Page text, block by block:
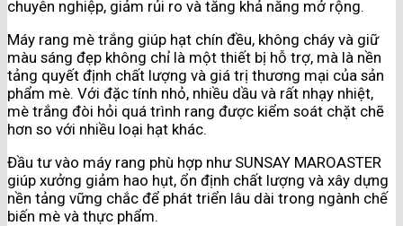
chuyên nghiệp, giảm rủi ro và tăng khả năng mở rộng.
Máy rang mè trắng giúp hạt chín đều, không cháy và giữ
màu sáng đẹp không chỉ là một thiết bị hỗ trợ, mà là nền
tảng quyết định chất lượng và giá trị thương mại của sản
phẩm mè. Với đặc tính nhỏ, nhiều dầu và rất nhạy nhiệt,
mè trắng đòi hỏi quá trình rang được kiểm soát chặt chẽ
hơn so với nhiều loại hạt khác.
Đầu tư vào máy rang phù hợp như SUNSAY MAROASTER
giúp xưởng giảm hao hụt, ổn định chất lượng và xây dựng
nền tảng vững chắc để phát triển lâu dài trong ngành chế
biến mè và thực phẩm.